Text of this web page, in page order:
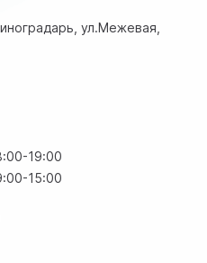
ул.Межевая,
19:00
15:00